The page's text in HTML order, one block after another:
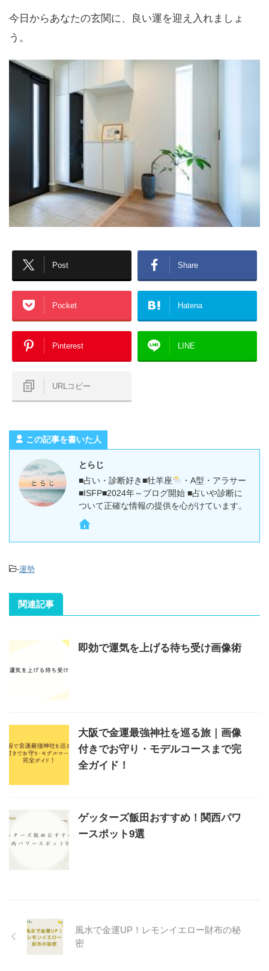
今日からあなたの玄関に、良い運を迎え入れましょ
う。
Post Share
Pocket Hatena
Pinterest LINE
URLコピー
この記事を書いた人
とらじ
■占い・診断好き■牡羊座
・A型・アラサー
■ISFP■2024年～ブログ開始 ■占いや診断に
ついて正確な情報の提供を心がけています。
-運勢
関連記事
即効で運気を上げる待ち受け画像術
大阪で金運最強神社を巡る旅｜画像
付きでお守り・モデルコースまで完
全ガイド！
ゲッターズ飯田おすすめ！関西パワ
ースポット9選
風水で金運UP！レモンイエロー財布の秘
密